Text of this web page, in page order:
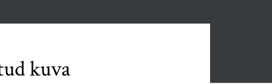
kuva